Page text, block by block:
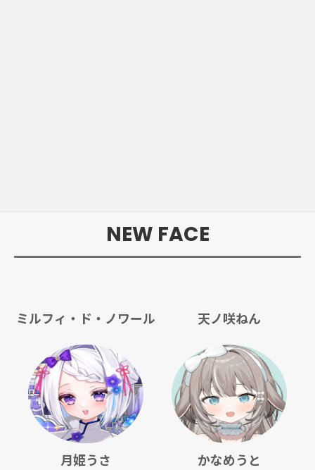
NEW FACE
ミルフィ・ド・ノワール 天ノ咲ねん
月姫うさ かなめうと